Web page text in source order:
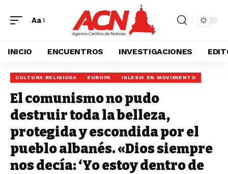
Aa
INICIO ENCUENTROS INVESTIGACIONES
CULTURA RELIGIOSA EUROPA IGLESIA EN MOVIMIENTO
El comunismo no pudo
destruir toda la belleza,
protegida y escondida por el
pueblo albanés. «Dios siempre
nos decía: ‘Yo estoy dentro de